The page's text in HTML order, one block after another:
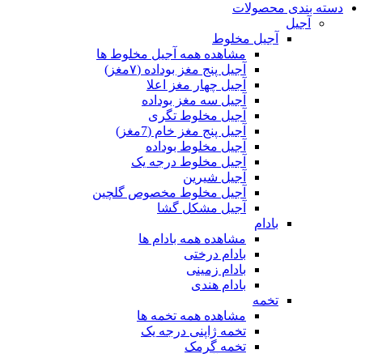
دسته بندی محصولات
آجیل
آجیل مخلوط
مشاهده همه آجیل مخلوط ها
آجیل پنج مغز بوداده (۷مغز)
آجیل چهار مغز اعلا
آجیل سه مغز بوداده
آجیل مخلوط تگری
آجیل پنج مغز خام (7مغز)
آجیل مخلوط بوداده
آجیل مخلوط درجه یک
آجیل شیرین
آجیل مخلوط مخصوص گلچین
آجیل مشکل گشا
بادام
مشاهده همه بادام ها
بادام درختی
بادام زمینی
بادام هندی
تخمه
مشاهده همه تخمه ها
تخمه ژاپنی درجه یک
تخمه گرمک